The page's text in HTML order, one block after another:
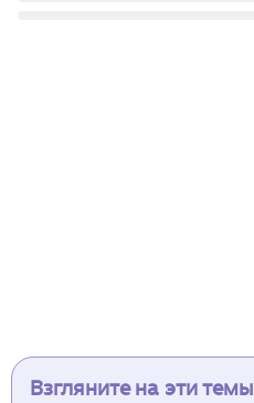
Взгляните на эти темы